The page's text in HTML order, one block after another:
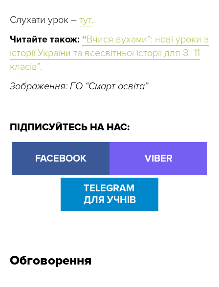
Слухати урок – тут.
Читайте також: “Вчися вухами”: нові уроки з
історії України та всесвітньої історії для 8–11
класів”.
Зображення: ГО “Смарт освіта”
ПІДПИСУЙТЕСЬ НА НАС:
FACEBOOK VIBER
TELEGRAM
ДЛЯ УЧНІВ
Обговорення